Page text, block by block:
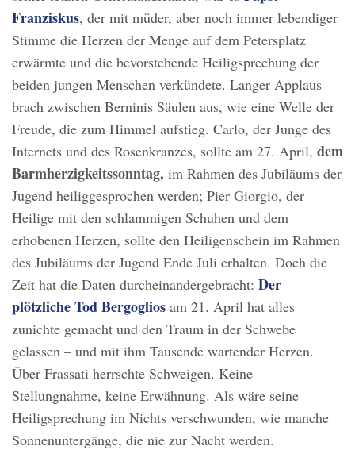
Franziskus, der mit müder, aber noch immer lebendiger
Stimme die Herzen der Menge auf dem Petersplatz
erwärmte und die bevorstehende Heiligsprechung der
beiden jungen Menschen verkündete. Langer Applaus
brach zwischen Berninis Säulen aus, wie eine Welle der
Freude, die zum Himmel aufstieg. Carlo, der Junge des
Internets und des Rosenkranzes, sollte am 27. April, dem
Barmherzigkeitssonntag, im Rahmen des Jubiläums der
Jugend heiliggesprochen werden; Pier Giorgio, der
Heilige mit den schlammigen Schuhen und dem
erhobenen Herzen, sollte den Heiligenschein im Rahmen
des Jubiläums der Jugend Ende Juli erhalten. Doch die
Zeit hat die Daten durcheinandergebracht: Der
plötzliche Tod Bergoglios am 21. April hat alles
zunichte gemacht und den Traum in der Schwebe
gelassen – und mit ihm Tausende wartender Herzen.
Über Frassati herrschte Schweigen. Keine
Stellungnahme, keine Erwähnung. Als wäre seine
Heiligsprechung im Nichts verschwunden, wie manche
Sonnenuntergänge, die nie zur Nacht werden.